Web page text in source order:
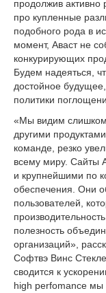
продолжив активно
про купленные
подобного рода в
момент, Аваст не
конкурирующих
Будем надеяться,
достойное
политики
«Мы видим
другими
команде, резко
всему миру. Сайты
и крупнейшими по
обеспечения. Они
пользователей,
полезность
организаций»,
Софтвэ Винс
сводится к
high perfomance мы